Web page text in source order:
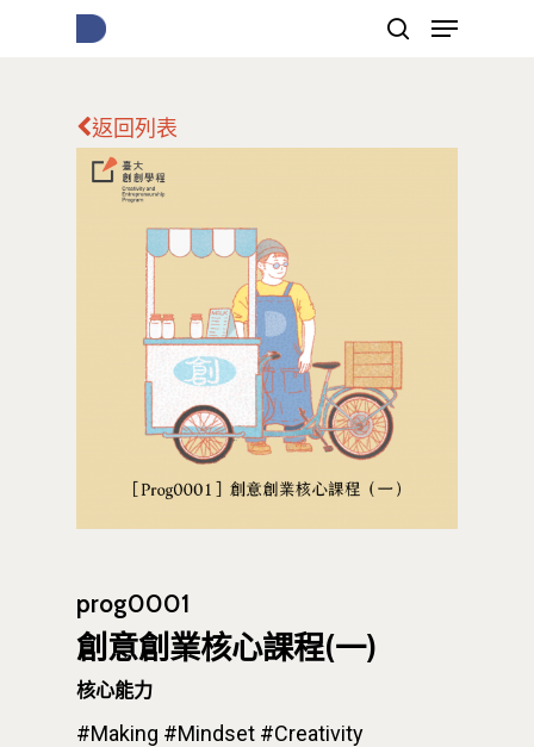
按下Enter開始搜尋，或Esc關閉跳窗
返回列表
prog0001
創意創業核心課程(一)
核心能力
#Making #Mindset #Creativity